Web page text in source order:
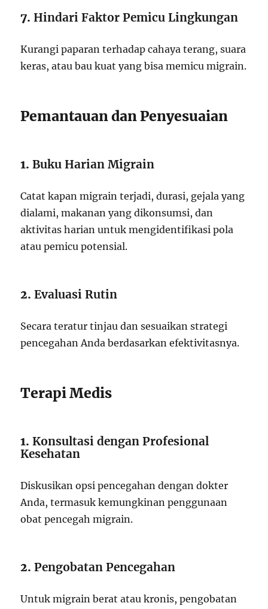
7.Hindari Faktor Pemicu Lingkungan
Kurangi paparan terhadap cahaya terang, suara
keras, atau bau kuat yang bisa memicu migrain.
Pemantauan dan Penyesuaian
1.Buku Harian Migrain
Catat kapan migrain terjadi, durasi, gejala yang
dialami, makanan yang dikonsumsi, dan
aktivitas harian untuk mengidentifikasi pola
atau pemicu potensial.
2.Evaluasi Rutin
Secara teratur tinjau dan sesuaikan strategi
pencegahan Anda berdasarkan efektivitasnya.
Terapi Medis
1.Konsultasi dengan Profesional
Kesehatan
Diskusikan opsi pencegahan dengan dokter
Anda, termasuk kemungkinan penggunaan
obat pencegah migrain.
2.Pengobatan Pencegahan
Untuk migrain berat atau kronis, pengobatan